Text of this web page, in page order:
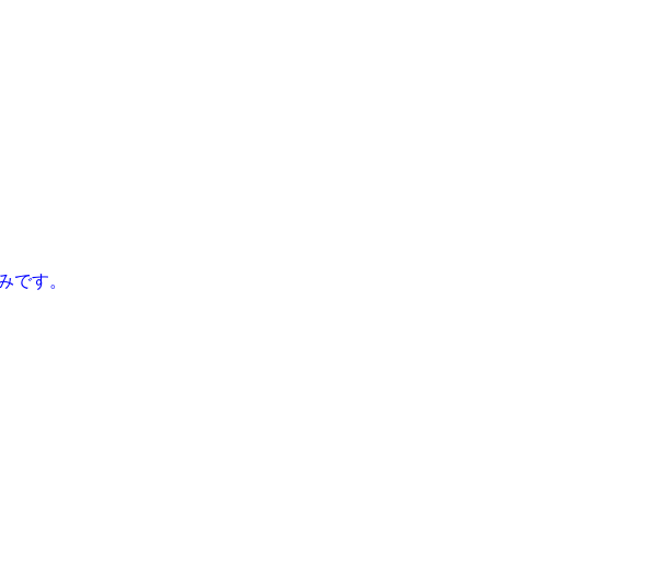
です。